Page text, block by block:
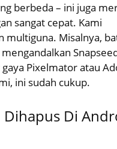
berbeda – ini juga
sangat cepat. Kami
multiguna. Misalnya,
Pixelmator atau
ini sudah cukup.
Dihapus Di